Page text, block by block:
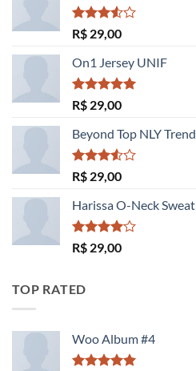
Avaliação
3.50
de
5
R$ 29,00
On1 Jersey UNIF
Avaliação
5.00
de 5
R$ 29,00
Beyond Top NLY Trend
Avaliação
3.50
de
5
R$ 29,00
Harissa O-Neck Sweat
Avaliação
4.00
de
R$ 29,00
TOP RATED
Woo Album #4